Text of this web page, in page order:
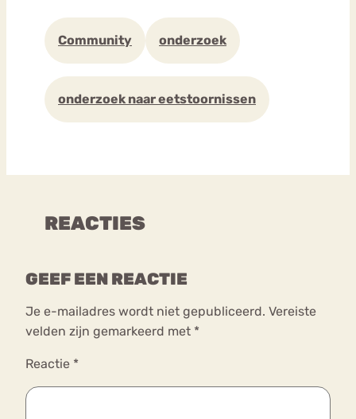
Community onderzoek
onderzoek naar eetstoornissen
REACTIES
GEEF EEN REACTIE
Je e-mailadres wordt niet gepubliceerd. Vereiste
velden zijn gemarkeerd met *
Reactie *